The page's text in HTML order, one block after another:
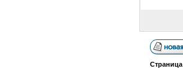
Страница